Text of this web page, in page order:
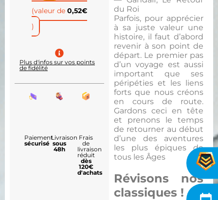
du Roi
Parfois, pour apprécier
à sa juste valeur une
histoire, il faut d’abord
revenir à son point de
départ. Le premier pas
d’un voyage est aussi
important que ses
péripéties et les liens
forts que nous créons
en cours de route.
Gardons ceci en tête
et prenons le temps
de retourner au début
d’une des aventures
les plus épiques de
tous les Âges
Révisons nos
classiques !
(valeur de 0,52€
)
Plus d'infos sur vos points
de fidélité
Paiement
sécurisé
Livraison
sous
48h
Frais
de
livraison
réduit
dès
120€
d'achats